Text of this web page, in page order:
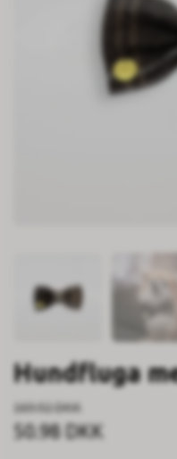
Hundfluga
169.92 DKK
50.98 DKK